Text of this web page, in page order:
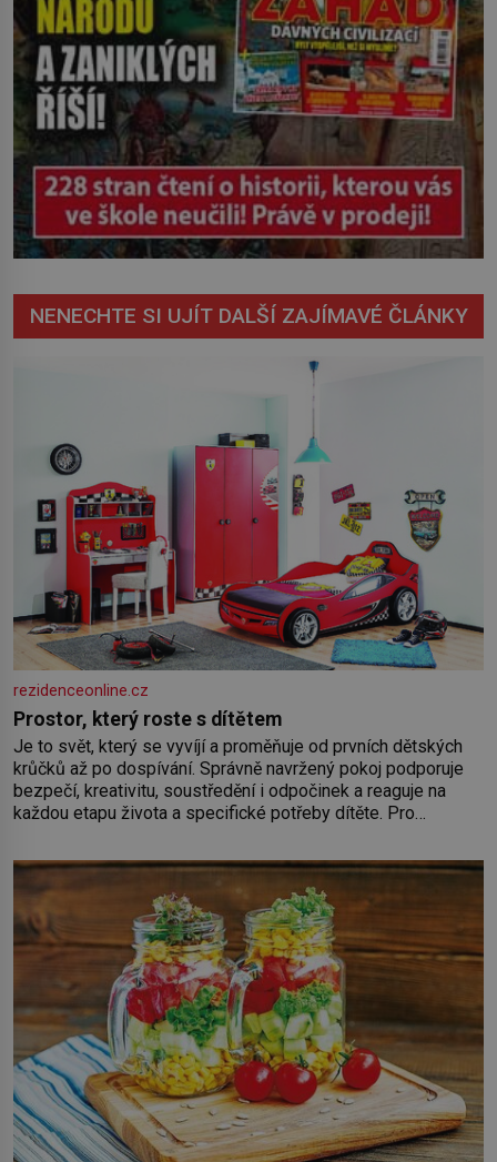
NENECHTE SI UJÍT DALŠÍ ZAJÍMAVÉ ČLÁNKY
rezidenceonline.cz
Prostor, který roste s dítětem
Je to svět, který se vyvíjí a proměňuje od prvních dětských
krůčků až po dospívání. Správně navržený pokoj podporuje
bezpečí, kreativitu, soustředění i odpočinek a reaguje na
každou etapu života a specifické potřeby dítěte. Pro
by pokoj miminka měl působit především klidně a útulně.
Předškolní věk je